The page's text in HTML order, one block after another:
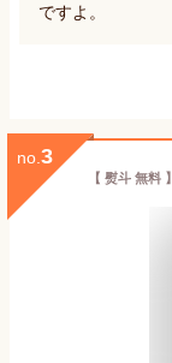
ですよ。
no. 3